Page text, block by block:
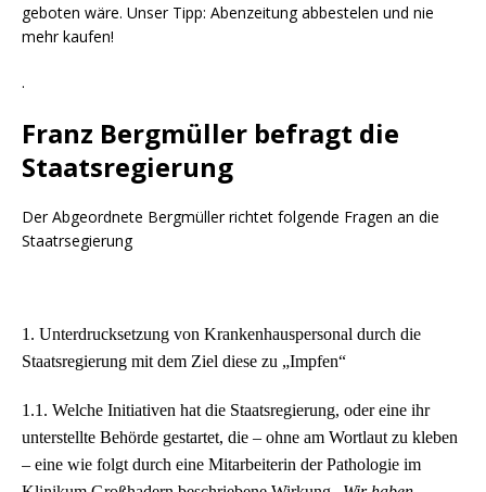
geboten wäre. Unser Tipp: Abenzeitung abbestelen und nie
mehr kaufen!
.
Franz Bergmüller befragt die
Staatsregierung
Der Abgeordnete Bergmüller richtet folgende Fragen an die
Staatrsegierung
1. Unterdrucksetzung von Krankenhauspersonal durch die
Staatsregierung mit dem Ziel diese zu „Impfen“
1.1. Welche Initiativen hat die Staatsregierung, oder eine ihr
unterstellte Behörde gestartet, die – ohne am Wortlaut zu kleben
– eine wie folgt durch eine Mitarbeiterin der Pathologie im